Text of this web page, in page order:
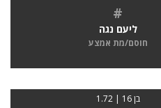
#
ליעם נגה
חוסם/מת אמצע
בן 16 | 1.72